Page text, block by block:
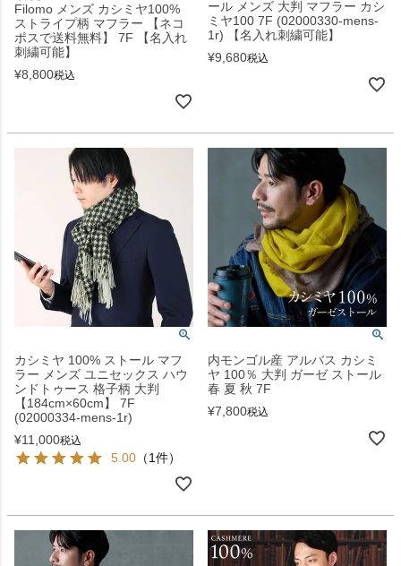
Filomo メンズ カシミヤ100%
ストライプ柄 マフラー 【ネコ
ポスで送料無料】 7F 【名入れ
刺繍可能】
¥8,800税込
ール メンズ 大判 マフラー カシ
ミヤ100 7F (02000330-mens-
1r) 【名入れ刺繍可能】
¥9,680税込
カシミヤ 100% ストール マフ
ラー メンズ ユニセックス ハウ
ンドトゥース 格子柄 大判
【184cm×60cm】 7F
(02000334-mens-1r)
¥11,000税込
5.00 （1件）
内モンゴル産 アルバス カシミ
ヤ 100％ 大判 ガーゼ ストール
春 夏 秋 7F
¥7,800税込